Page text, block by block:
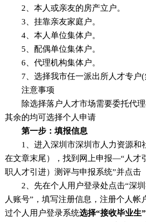
2、本人或亲友的房产立户。
3、挂靠亲友家庭户。
4、本人单位集体户。
5、配偶单位集体户。
6、代理机构集体户。
7、选择我市任一派出所人才专户(
注意事项
除选择落户人才市场需要委托代理
其余的均可选择个人申请
第一步：填报信息
1、进入深圳市深圳市人力资源和
在文章末尾），找到网上申报—“人才
职人才引进）测评与申报系统”并点击
2、先在个人用户登录处点击“深圳
人账号”，填写注册信息，注册个人帐
过个人用户登录系统选择“接收毕业生”